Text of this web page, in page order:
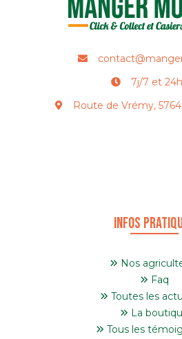
7j/7 et
Route de Vrémy,
Infos
Nos
Faq
Toutes les
La
Tous les